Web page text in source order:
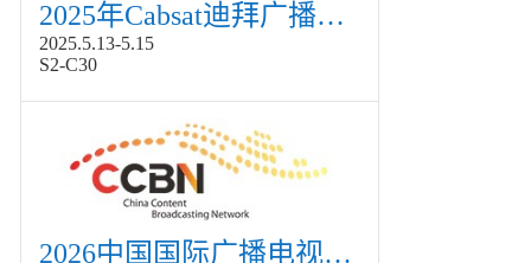
2025年Cabsat迪拜广播电视展
2025.5.13-5.15
S2-C30
2026中国国际广播电视信息网络展览会展